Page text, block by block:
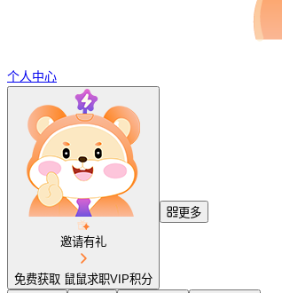
个人中心
邀请有礼
免费获取 鼠鼠求职VIP积分
更多